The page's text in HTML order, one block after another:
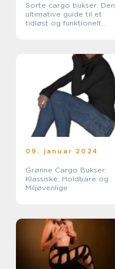
Sorte cargo bukser: Den
ultimative guide til et
tidløst og funktionelt
09. januar 2024
Grønne Cargo Bukser:
Klassiske, Holdbare og
Miljøvenlige